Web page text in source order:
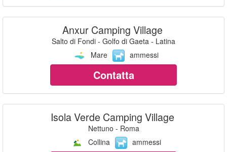
Anxur Camping Village
Salto di Fondi - Golfo di Gaeta - Latina
Mare
ammessi
Contatta
Isola Verde Camping Village
Nettuno - Roma
Collina
ammessi